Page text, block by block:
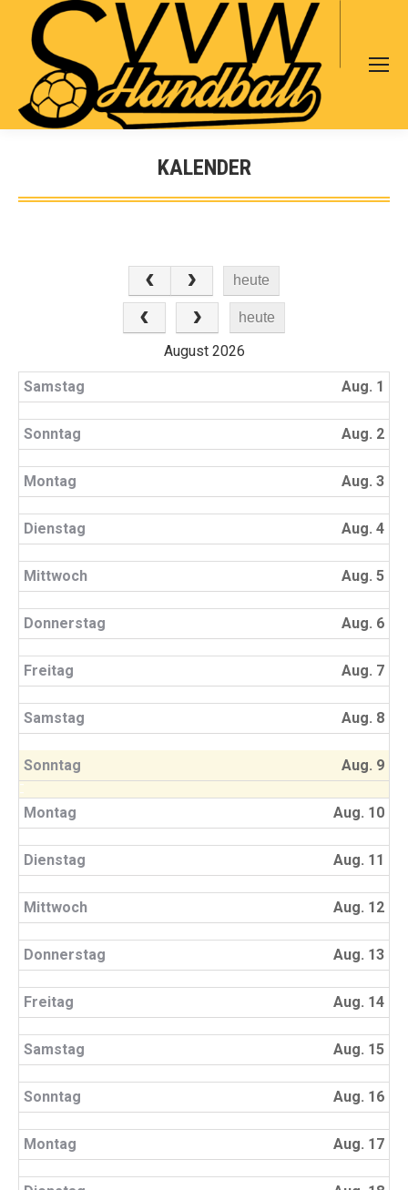
Search:
KALENDER
Sie befinden sich hier:
heute
heute
August 2026
Samstag Aug. 1
Sonntag Aug. 2
Montag Aug. 3
Dienstag Aug. 4
Mittwoch Aug. 5
Donnerstag Aug. 6
Freitag Aug. 7
Samstag Aug. 8
Sonntag Aug. 9
Montag Aug. 10
Dienstag Aug. 11
Mittwoch Aug. 12
Donnerstag Aug. 13
Freitag Aug. 14
Samstag Aug. 15
Sonntag Aug. 16
Montag Aug. 17